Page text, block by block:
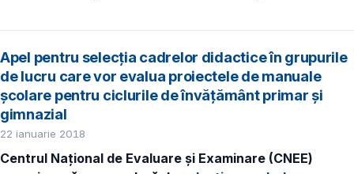
Apel pentru selecţia cadrelor didactice în grupurile
de lucru care vor evalua proiectele de manuale
şcolare pentru ciclurile de învăţământ primar şi
gimnazial
22 ianuarie 2018
Centrul Naţional de Evaluare şi Examinare (CNEE)